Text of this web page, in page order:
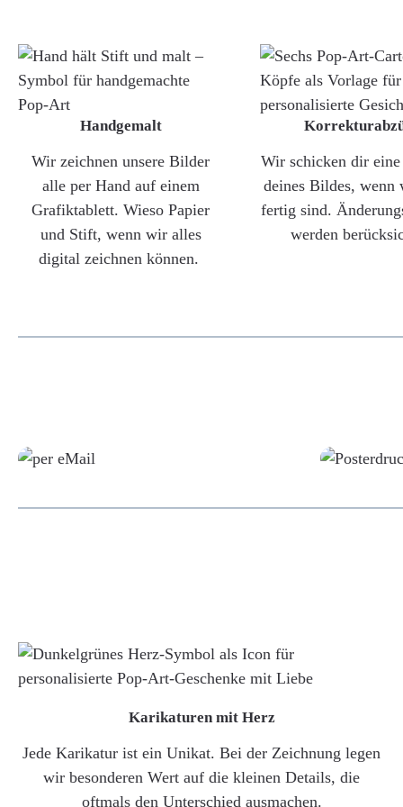
Handgemalt
Wir zeichnen unsere Bilder
alle per Hand auf einem
Grafiktablett. Wieso Papier
und Stift, wenn wir alles
digital zeichnen können.
Wir schicken dir eine
deines Bildes, wenn
fertig sind.
werden
Karikaturen mit Herz
Jede Karikatur ist ein Unikat. Bei der Zeichnung legen
wir besonderen Wert auf die kleinen Details, die
oftmals den Unterschied ausmachen.